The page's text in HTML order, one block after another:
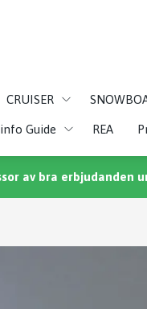
CRUISER
Guide REA
av bra erbjudanden